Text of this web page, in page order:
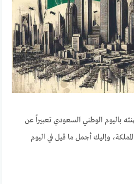
باليوم الوطني السعودي تعبيراً عن
وإليك أجمل ما قيل في اليوم